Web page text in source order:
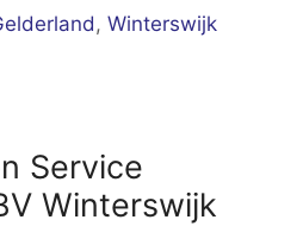
,Winterswijk
Service
Winterswijk